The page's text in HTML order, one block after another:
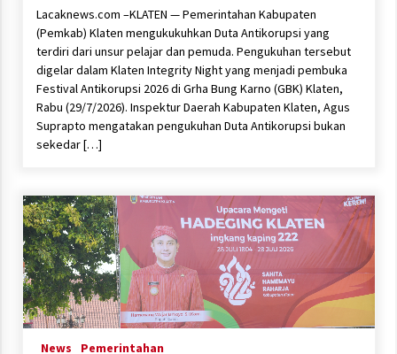
Lacaknews.com –KLATEN — Pemerintahan Kabupaten
(Pemkab) Klaten mengukukuhkan Duta Antikorupsi yang
terdiri dari unsur pelajar dan pemuda. Pengukuhan tersebut
digelar dalam Klaten Integrity Night yang menjadi pembuka
Festival Antikorupsi 2026 di Grha Bung Karno (GBK) Klaten,
Rabu (29/7/2026). Inspektur Daerah Kabupaten Klaten, Agus
Suprapto mengatakan pengukuhan Duta Antikorupsi bukan
sekedar […]
News Pemerintahan